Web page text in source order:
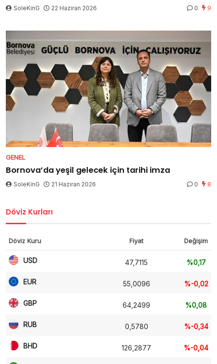
SoleKinG 22 Haziran 2026 0 9
GENEL
Bornova’da yeşil gelecek için tarihi imza
SoleKinG 21 Haziran 2026 0 8
Döviz Kurları
Döviz Kuru Fiyat Değişim
USD 47,7115 %0,17
EUR 55,0096 %-0,02
GBP 64,2499 %0,08
RUB 0,5780 %-0,34
BHD 126,2877 %-0,04